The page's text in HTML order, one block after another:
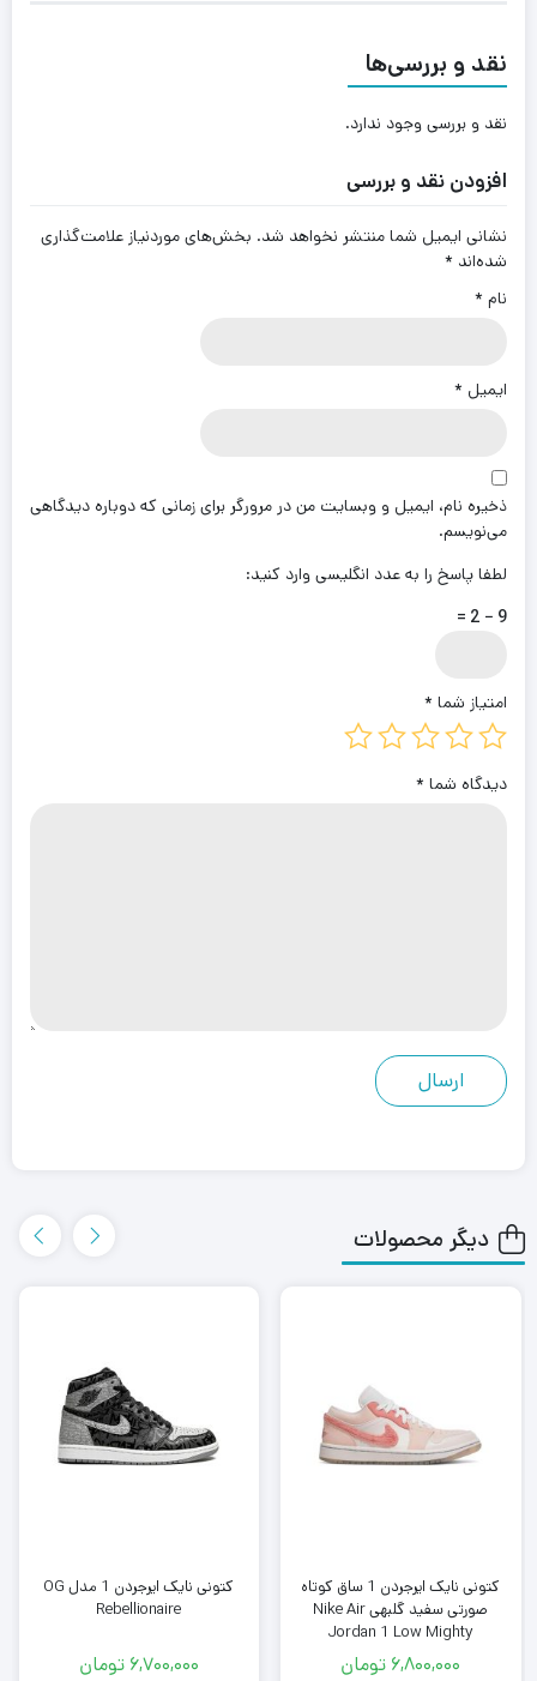
نقد و بررسی‌ها
نقد و بررسی وجود ندارد.
افزودن نقد و بررسی
نشانی ایمیل شما منتشر نخواهد شد. بخش‌های موردنیاز علامت‌گذاری
شده‌اند *
نام *
ایمیل *
ذخیره نام، ایمیل و وبسایت من در مرورگر برای زمانی که دوباره دیدگاهی
می‌نویسم.
لطفا پاسخ را به عدد انگلیسی وارد کنید:
9 − 2 =
امتیاز شما *
دیدگاه شما *
دیگر محصولات
کتونی نایک ایرجردن 1 ساق کوتاه
صورتی سفید گلبهی Nike Air
Jordan 1 Low Mighty
Swooshers
6,800,000 تومان
کتونی نایک ایرجردن 1 مدل OG
Rebellionaire
6,700,000 تومان